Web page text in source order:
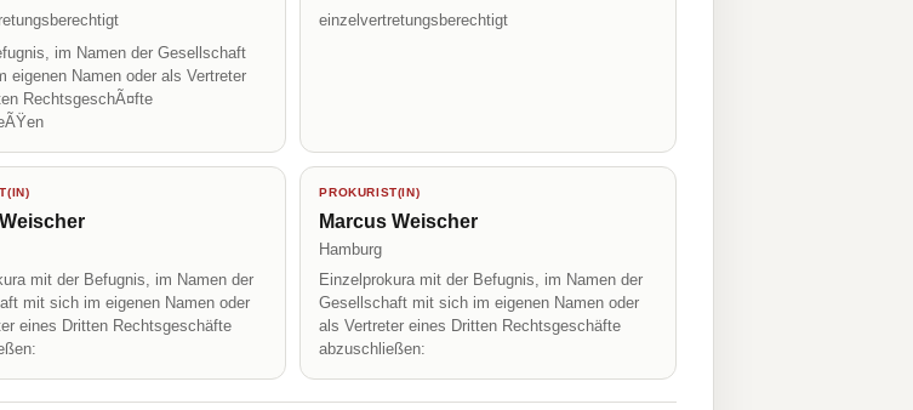
im Namen der Gesellschaft
eigenen Namen oder als Vertreter
RechtsgeschÃ¤fte
einzelvertretungsberechtigt
mit der Befugnis, im Namen der
mit sich im eigenen Namen oder
eines Dritten Rechtsgeschäfte
PROKURIST(IN)
Marcus Weischer
Hamburg
Einzelprokura mit der Befugnis, im Namen der
Gesellschaft mit sich im eigenen Namen oder
als Vertreter eines Dritten Rechtsgeschäfte
abzuschließen: